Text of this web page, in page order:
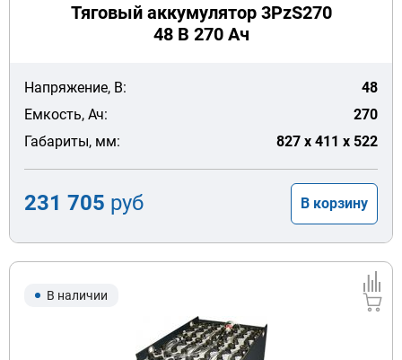
Тяговый аккумулятор 3PzS270
48 В 270 Ач
Напряжение, В:
48
Емкость, Ач:
270
Габариты, мм:
827 x 411 x 522
231 705 руб В корзину
В наличии